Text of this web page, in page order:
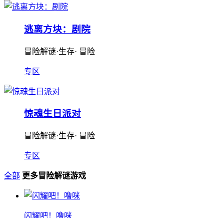
逃离方块：剧院
冒险解谜·生存· 冒险
专区
惊魂生日派对
冒险解谜·生存· 冒险
专区
全部 更多冒险解谜游戏
闪耀吧！噜咪